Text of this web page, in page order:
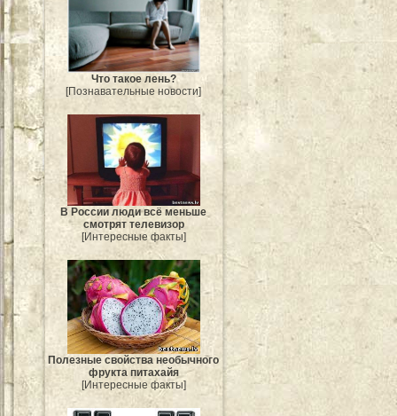
Что такое лень?
[Познавательные новости]
В России люди всё меньше
смотрят телевизор
[Интересные факты]
Полезные свойства необычного
фрукта питахайя
[Интересные факты]